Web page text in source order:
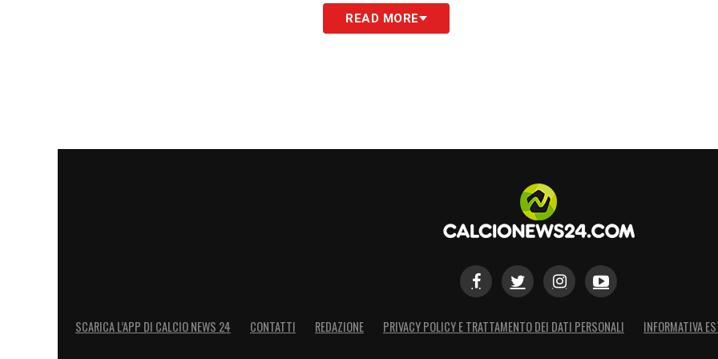
punta quindi forte su Lennon Miller, consapevole che il profilo
rispecchia le linee guida della società: giovani di talento, da far crescere in un contesto
READ MORE
SCARICA L’APP DI CALCIO NEWS 24 CONTATTI REDAZIONE PRIVACY POLICY E TRATTAMENTO DEI DATI PERSONALI INFORMATIVA